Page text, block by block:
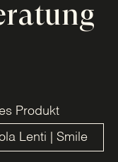
Produkt